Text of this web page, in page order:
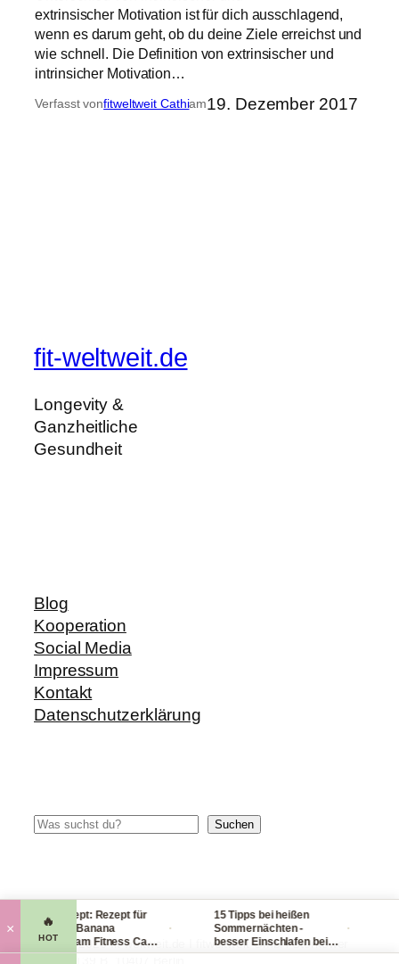
extrinsischer Motivation ist für dich ausschlagend,
wenn es darum geht, ob du deine Ziele erreichst und
wie schnell. Die Definition von extrinsischer und
intrinsicher Motivation…
Verfasst vonfitweltweit Cathiam19. Dezember 2017
fit-weltweit.de
Longevity &
Ganzheitliche
Gesundheit
Blog
Kooperation
Social Media
Impressum
Kontakt
Datenschutzerklärung
Suchen Suchen
© 2014-2026 fit-weltweit.de I fitweltweit GmbH Storkower
× 🔥
HOT
Blitzrezept: Rezept für
leckere Banana
Nicecream Fitness Carb
Eiscream
15 Tipps bei heißen
Sommernächten -
besser Einschlafen bei
Hitze (Tag & Nacht)